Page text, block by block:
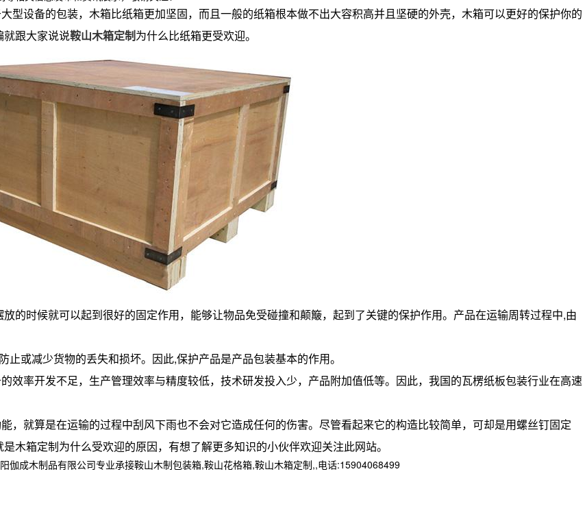
型设备的包装，木箱比纸箱更加坚固，而且一般的纸箱根本做不出大容积高并且坚硬的外壳，木箱可以更好的保护你的
就跟大家说说鞍山木箱定制为什么比纸箱更受欢迎。
的时候就可以起到很好的固定作用，能够让物品免受碰撞和颠簸，起到了关键的保护作用。产品在运输周转过程中,由
或减少货物的丢失和损坏。因此,保护产品是产品包装基本的作用。
效率开发不足，生产管理效率与精度较低，技术研发投入少，产品附加值低等。因此，我国的瓦楞纸板包装行业在高速
，就算是在运输的过程中刮风下雨也不会对它造成任何的伤害。尽管看起来它的构造比较简单，可却是用螺丝钉固定
木箱定制为什么受欢迎的原因，有想了解更多知识的小伙伴欢迎关注此网站。
成木制品有限公司专业承接鞍山木制包装箱,鞍山花格箱,鞍山木箱定制,,电话:15904068499